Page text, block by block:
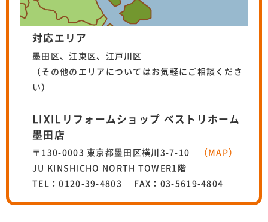
対応エリア
墨田区、江東区、江戸川区
（その他のエリアについてはお気軽にご相談くださ
い）
LIXILリフォームショップ ベストリホーム
墨田店
〒130-0003 東京都墨田区横川3-7-10
（MAP）
JU KINSHICHO NORTH TOWER1階
TEL：0120-39-4803 FAX：03-5619-4804